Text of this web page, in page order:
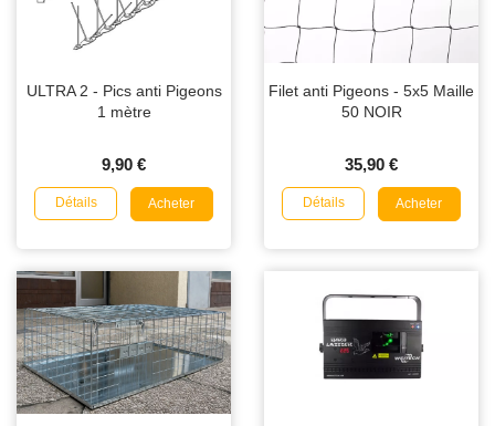
ULTRA 2 - Pics anti Pigeons
1 mètre
9,90 €
Détails Acheter
Filet anti Pigeons - 5x5 Maille
50 NOIR
35,90 €
Détails Acheter